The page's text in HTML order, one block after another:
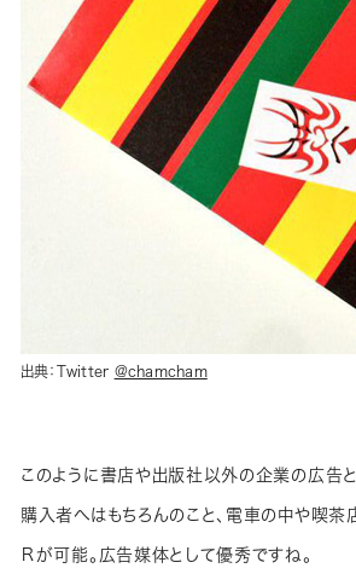
出典：Twitter @chamcham
このように書店や出版社以外の企業の広告と
購入者へはもちろんのこと、電車の中や喫茶
Ｒが可能。広告媒体として優秀ですね。